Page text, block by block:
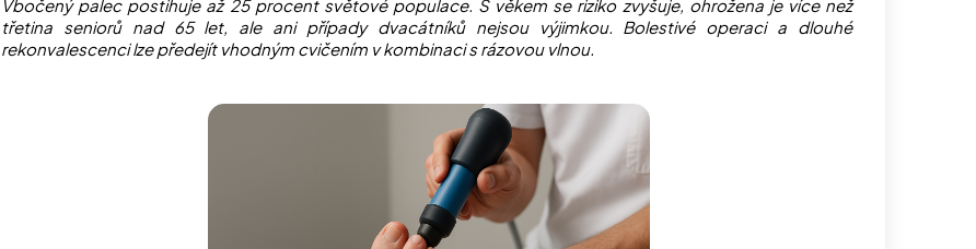
Vbočený palec postihuje až 25 procent světové populace. S věkem se riziko zvyšuje, ohrožena je více než
třetina seniorů nad 65 let, ale ani případy dvacátníků nejsou výjimkou. Bolestivé operaci a dlouhé
rekonvalescenci lze předejít vhodným cvičením v kombinaci s rázovou vlnou.